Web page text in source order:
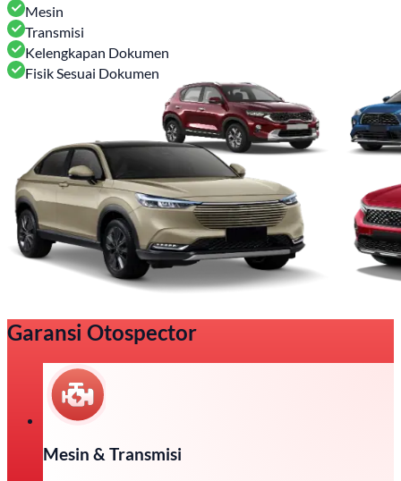
Mesin
Transmisi
Kelengkapan Dokumen
Fisik Sesuai Dokumen
Garansi Otospector
Mesin & Transmisi